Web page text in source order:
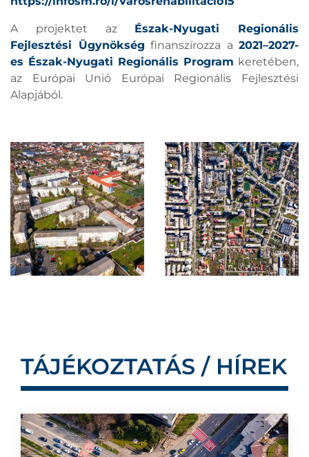
A projektet az Észak-Nyugati Regionális
Fejlesztési Ügynökség finanszírozza a 2021–2027-
es Észak-Nyugati Regionális Program keretében,
az Európai Unió Európai Regionális Fejlesztési
Alapjából.
TÁJÉKOZTATÁS / HÍREK